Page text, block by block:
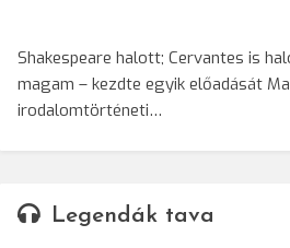
Shakespeare halott; Cervantes is
magam – kezdte egyik előadását
irodalomtörténeti…
Legendák tava